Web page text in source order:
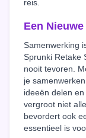
reis.
Een
Samenwerking
Sprunki Retake
nooit tevoren.
je
ideeën delen
vergroot niet
bevordert ook
essentieel is